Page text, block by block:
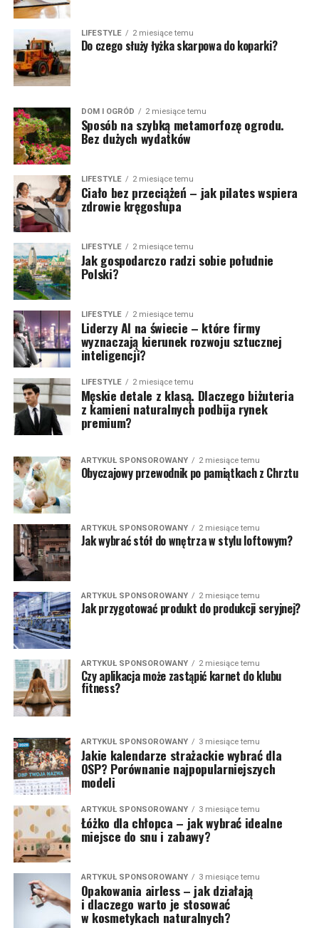
LIFESTYLE 2 miesiące temu
Do czego służy łyżka skarpowa do koparki?
DOM I OGRÓD 2 miesiące temu
Sposób na szybką metamorfozę ogrodu.
Bez dużych wydatków
LIFESTYLE 2 miesiące temu
Ciało bez przeciążeń – jak pilates wspiera
zdrowie kręgosłupa
LIFESTYLE 2 miesiące temu
Jak gospodarczo radzi sobie południe
Polski?
LIFESTYLE 2 miesiące temu
Liderzy AI na świecie – które firmy
wyznaczają kierunek rozwoju sztucznej
inteligencji?
LIFESTYLE 2 miesiące temu
Męskie detale z klasą. Dlaczego biżuteria
z kamieni naturalnych podbija rynek
premium?
ARTYKUŁ SPONSOROWANY 2 miesiące temu
Obyczajowy przewodnik po pamiątkach z Chrztu
ARTYKUŁ SPONSOROWANY 2 miesiące temu
Jak wybrać stół do wnętrza w stylu loftowym?
ARTYKUŁ SPONSOROWANY 2 miesiące temu
Jak przygotować produkt do produkcji seryjnej?
ARTYKUŁ SPONSOROWANY 2 miesiące temu
Czy aplikacja może zastąpić karnet do klubu
fitness?
ARTYKUŁ SPONSOROWANY 3 miesiące temu
Jakie kalendarze strażackie wybrać dla
OSP? Porównanie najpopularniejszych
modeli
ARTYKUŁ SPONSOROWANY 3 miesiące temu
Łóżko dla chłopca – jak wybrać idealne
miejsce do snu i zabawy?
ARTYKUŁ SPONSOROWANY 3 miesiące temu
Opakowania airless – jak działają
i dlaczego warto je stosować
w kosmetykach naturalnych?